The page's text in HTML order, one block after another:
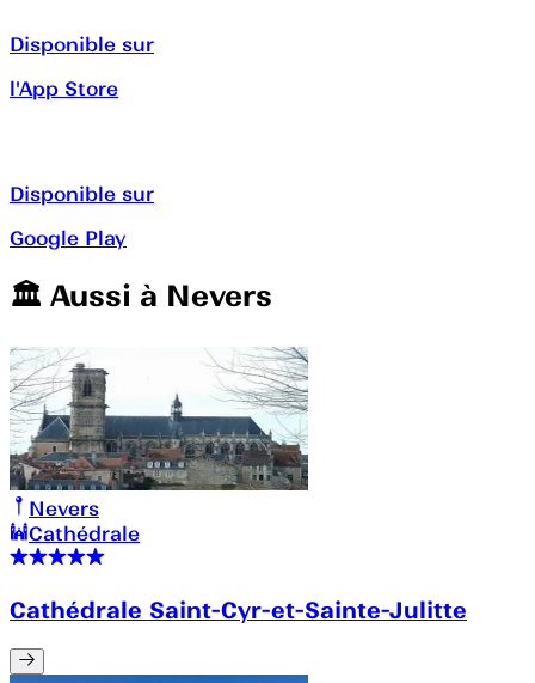
Disponible sur
l'App Store
Disponible sur
Google Play
🏛️️ Aussi à Nevers
Nevers
Cathédrale
Cathédrale Saint-Cyr-et-Sainte-Julitte